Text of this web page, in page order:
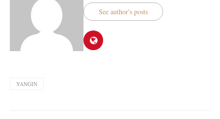
See author's posts
YANGIN